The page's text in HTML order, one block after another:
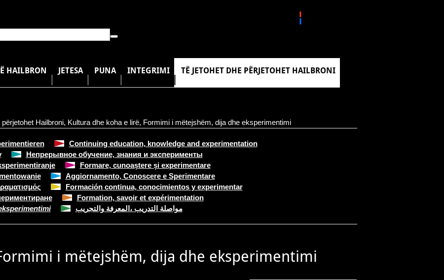
HAILBRON JETESA PUNA INTEGRIMI TË JETOHET DHE PËRJETOHET HAILBRONI
Hailbroni, Kultura dhe koha e lirë, Formimi i mëtejshëm, dija dhe eksperimentimi
Continuing education, knowledge and experimentation
Непрерывное обучение, знания и эксперименты
Formare, cunoaștere și experimentare
Aggiornamento, Conoscere e Sperimentare
Formación continua, conocimientos y experimentar
Formation, savoir et expérimentation
مواصلة التدريب ،المعرفة والتجريب
i mëtejshëm, dija dhe eksperimentimi